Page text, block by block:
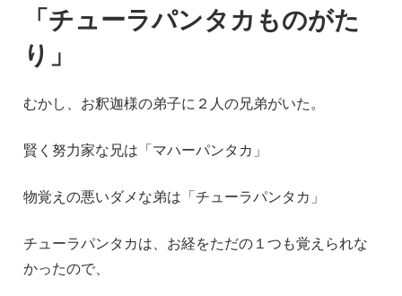
「チューラパンタカものがた
り」
むかし、お釈迦様の弟子に２人の兄弟がいた。
賢く努力家な兄は「マハーパンタカ」
物覚えの悪いダメな弟は「チューラパンタカ」
チューラパンタカは、お経をただの１つも覚えられな
かったので、